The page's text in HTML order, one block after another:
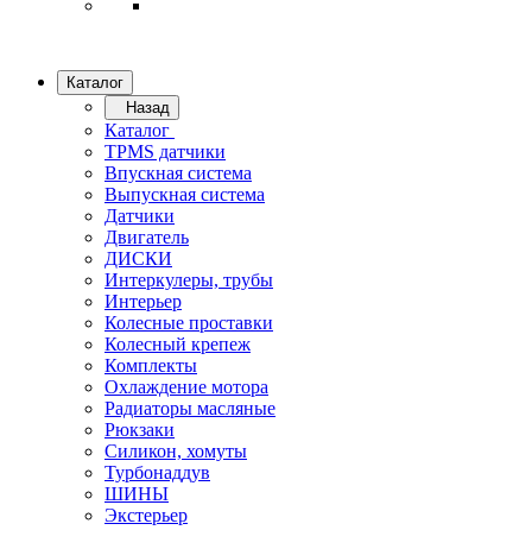
Каталог
Назад
Каталог
TPMS датчики
Впускная система
Выпускная система
Датчики
Двигатель
ДИСКИ
Интеркулеры, трубы
Интерьер
Колесные проставки
Колесный крепеж
Комплекты
Охлаждение мотора
Радиаторы масляные
Рюкзаки
Силикон, хомуты
Турбонаддув
ШИНЫ
Экстерьер